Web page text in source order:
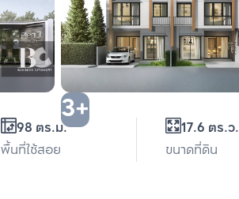
3+
98 ตร.ม.
พื้นที่ใช้สอย
17.6 ตร.ว.
ขนาดที่ดิน